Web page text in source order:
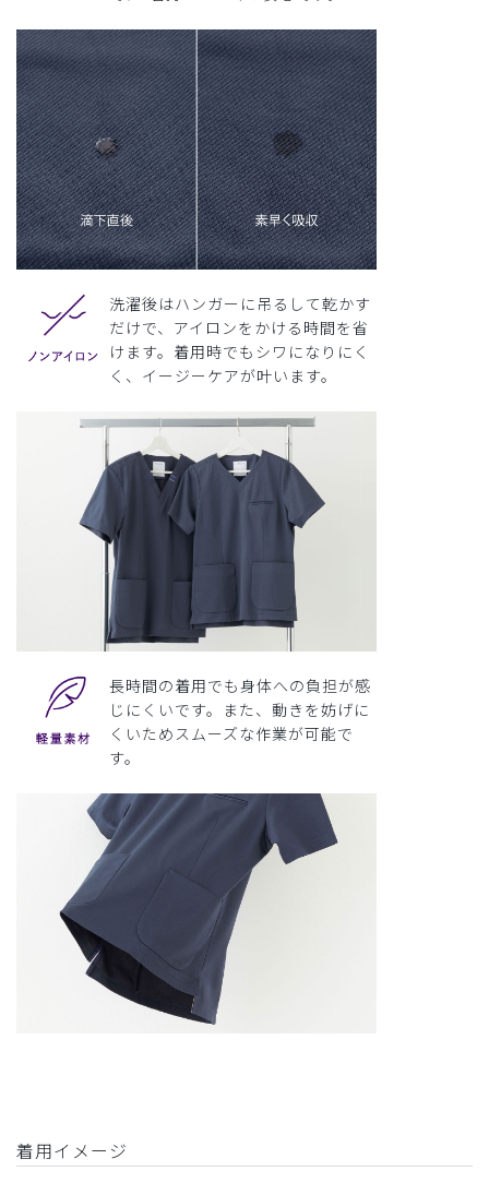
洗濯後はハンガーに吊るして乾かす
だけで、アイロンをかける時間を省
けます。着用時でもシワになりにく
く、イージーケアが叶います。
長時間の着用でも身体への負担が感
じにくいです。また、動きを妨げに
くいためスムーズな作業が可能で
す。
着用イメージ